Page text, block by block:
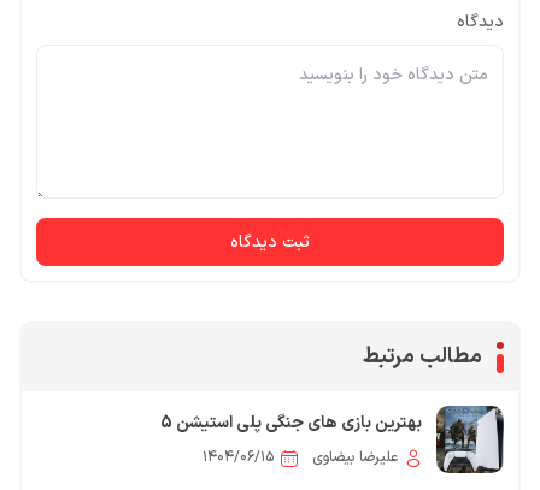
دیدگاه
ثبت دیدگاه
مطالب مرتبط
بهترین بازی های جنگی پلی استیشن 5
علیرضا بیضاوی ۱۴۰۴/۰۶/۱۵